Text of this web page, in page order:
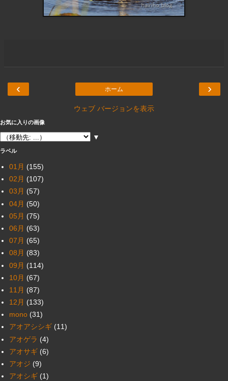
‹ ›
ホーム
ウェブ バージョンを表示
お気に入りの画像
▼
ラベル
01月 (155)
02月 (107)
03月 (57)
04月 (50)
05月 (75)
06月 (63)
07月 (65)
08月 (83)
09月 (114)
10月 (67)
11月 (87)
12月 (133)
mono (31)
アオアシシギ (11)
アオゲラ (4)
アオサギ (6)
アオジ (9)
アオシギ (1)